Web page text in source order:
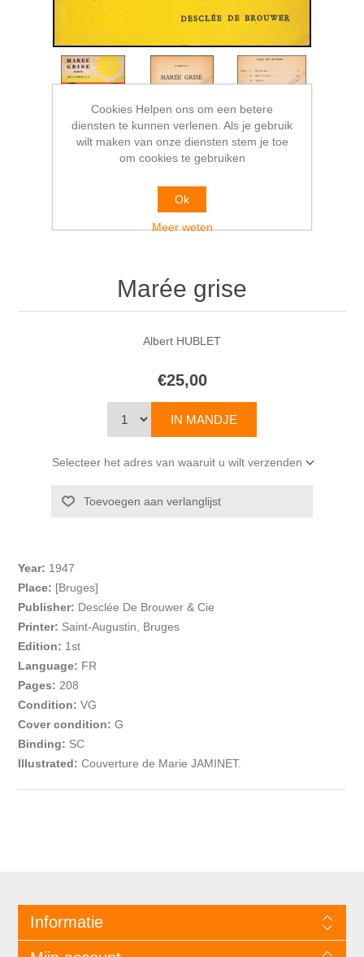
Marée grise
Albert HUBLET
€25,00
Selecteer het adres van waaruit u wilt verzenden
Year: 1947
Place: [Bruges]
Publisher: Desclée De Brouwer & Cie
Printer: Saint-Augustin, Bruges
Edition: 1st
Language: FR
Pages: 208
Condition: VG
Cover condition: G
Binding: SC
Illustrated: Couverture de Marie JAMINET.
Informatie
Cookies Helpen ons om een betere
diensten te kunnen verlenen. Als je gebruik
wilt maken van onze diensten stem je toe
om cookies te gebruiken
Ok
Meer weten